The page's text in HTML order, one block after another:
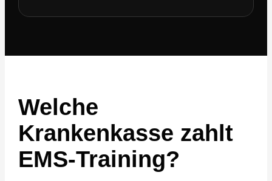
Welche
Krankenkasse zahlt
EMS-Training?